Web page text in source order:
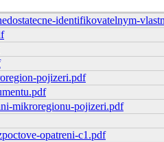
identifikovatelnym-
pojizeri.pdf
mikroregionu-pojizeri.pdf
opatreni-c1.pdf